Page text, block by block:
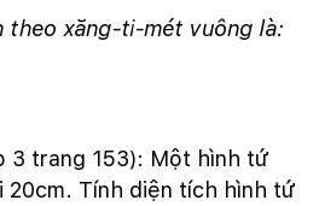
theo xăng-ti-mét vuông là:
3 trang 153): Một hình tứ
20cm. Tính diện tích hình tứ